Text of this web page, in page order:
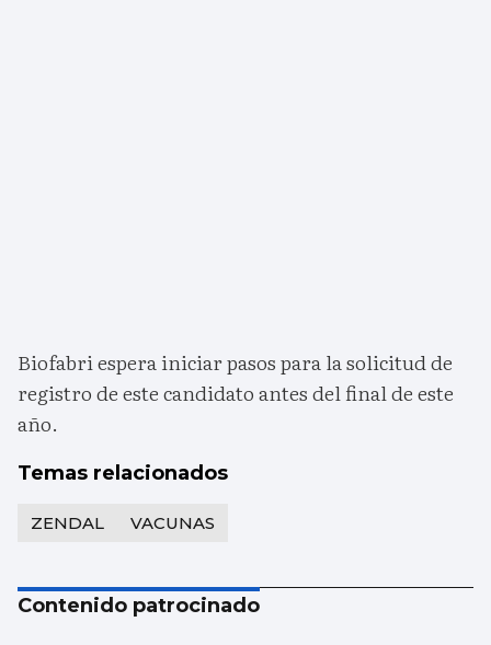
Biofabri espera iniciar pasos para la solicitud de
registro de este candidato antes del final de este
año.
Temas relacionados
ZENDAL VACUNAS
Contenido patrocinado